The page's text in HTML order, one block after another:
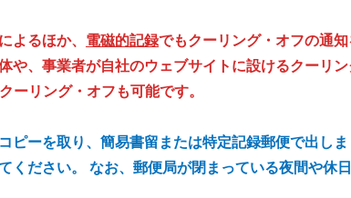
よるほか、 電磁的記録でもクーリング・オフの通
や、事業者が自社のウェブサイトに設けるクーリ
ーリング・オフも可能です。
ピーを取り、簡易書留または特定記録郵便で出し
ください。 なお、郵便局が閉まっている夜間や休